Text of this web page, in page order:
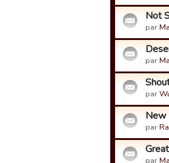
Not
par
par
par
New
par
par